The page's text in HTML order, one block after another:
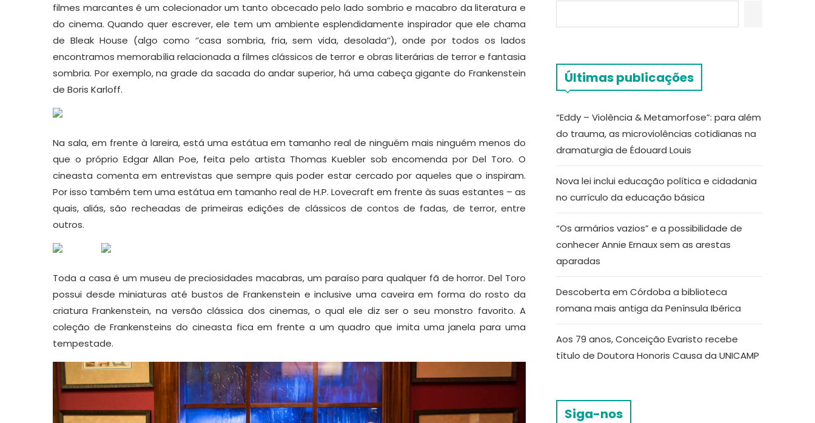
filmes marcantes é um colecionador um tanto obcecado pelo lado sombrio e macabro da literatura e
do cinema. Quando quer escrever, ele tem um ambiente esplendidamente inspirador que ele chama
de Bleak House (algo como ‘’casa sombria, fria, sem vida, desolada’’), onde por todos os lados
encontramos memorabília relacionada a filmes clássicos de terror e obras literárias de terror e fantasia
sombria. Por exemplo, na grade da sacada do andar superior, há uma cabeça gigante do Frankenstein
de Boris Karloff.
Na sala, em frente à lareira, está uma estátua em tamanho real de ninguém mais ninguém menos do
que o próprio Edgar Allan Poe, feita pelo artista Thomas Kuebler sob encomenda por Del Toro. O
cineasta comenta em entrevistas que sempre quis poder estar cercado por aqueles que o inspiram.
Por isso também tem uma estátua em tamanho real de H.P. Lovecraft em frente às suas estantes – as
quais, aliás, são recheadas de primeiras edições de clássicos de contos de fadas, de terror, entre
outros.
Toda a casa é um museu de preciosidades macabras, um paraíso para qualquer fã de horror. Del Toro
possui desde miniaturas até bustos de Frankenstein e inclusive uma caveira em forma do rosto da
criatura Frankenstein, na versão clássica dos cinemas, o qual ele diz ser o seu monstro favorito. A
coleção de Frankensteins do cineasta fica em frente a um quadro que imita uma janela para uma
tempestade.
Últimas publicações
“Eddy – Violência & Metamorfose”: para além
do trauma, as microviolências cotidianas na
dramaturgia de Édouard Louis
Nova lei inclui educação política e cidadania
no currículo da educação básica
“Os armários vazios” e a possibilidade de
conhecer Annie Ernaux sem as arestas
aparadas
Descoberta em Córdoba a biblioteca
romana mais antiga da Península Ibérica
Aos 79 anos, Conceição Evaristo recebe
título de Doutora Honoris Causa da UNICAMP
Siga-nos